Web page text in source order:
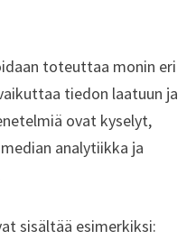
toteuttaa monin eri
tiedon laatuun ja
ovat kyselyt,
analytiikka ja
sisältää esimerkiksi: